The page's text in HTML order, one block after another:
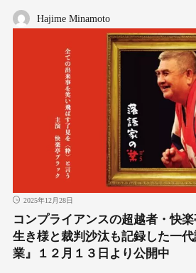
Hajime Minamoto
2025年12月28日
コンプライアンスの超越者・快
生き様と裁判沙汰も記録した一
業』１２月１３日より公開中